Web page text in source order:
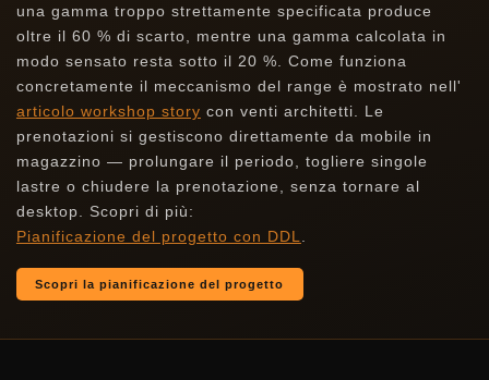
una gamma troppo strettamente specificata produce
oltre il 60 % di scarto, mentre una gamma calcolata in
modo sensato resta sotto il 20 %. Come funziona
concretamente il meccanismo del range è mostrato nell'
articolo workshop story con venti architetti. Le
prenotazioni si gestiscono direttamente da mobile in
magazzino — prolungare il periodo, togliere singole
lastre o chiudere la prenotazione, senza tornare al
desktop. Scopri di più:
Pianificazione del progetto con DDL
Scopri la pianificazione del progetto